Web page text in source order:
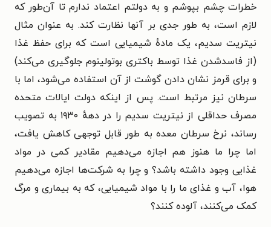
خطرات چشم بپوشم و به دولتم اعتماد ندارم تا آن‌طور که
لازم است، به طور جدی بر آنها نظارت کند. به عنوان مثال
نیتریت سدیم، یک مادهٔ شیمیایی است که برای حفظ غذا
(از فاسدشدن غذا توسط باکتری بوتولینوم جلوگیری می‌کند)
و برای قرمز نشان دادن گوشت از آن استفاده می‌شود، اما با
سرطان نیز مرتبط است. پس از اینکه دولت ایالات متحده
مصرف حداقلی از نیتریت سدیم را در دههٔ ۱۹۳۰ به تصویب
رساند، نرخ سرطان معده به طور قابل توجهی کاهش یافت،
اما چرا ما هنوز هم اجازه می‌دهیم مقادیر کمی در مواد
غذایی وجود داشته باشد؟ و چرا به شرکت‌ها اجازه می‌دهیم
هوا، آب و غذای ما را با مواد شیمیایی، که به بیماری و مرگ
کمک می‌کنند، آلوده کنند؟